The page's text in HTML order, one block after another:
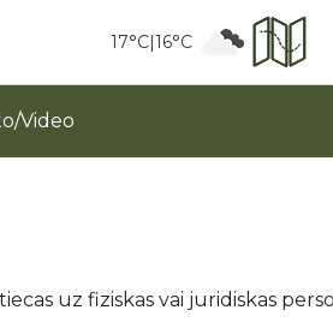
17°C|16°C
Video
uz fiziskas vai juridiskas